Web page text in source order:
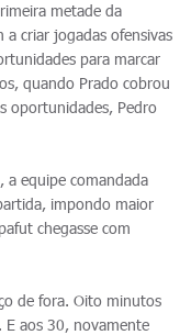
metade da
a criar jogadas ofensivas
para marcar
quando Prado cobrou
oportunidades, Pedro
equipe comandada
impondo maior
chegasse com
de fora. Oito minutos
E aos 30, novamente